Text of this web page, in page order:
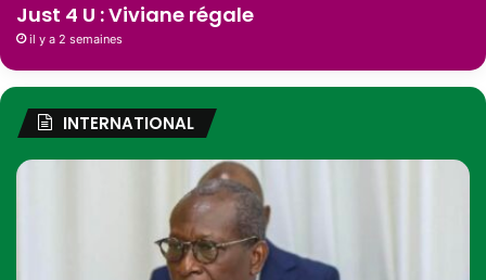
Just 4 U : Viviane régale
il y a 2 semaines
INTERNATIONAL